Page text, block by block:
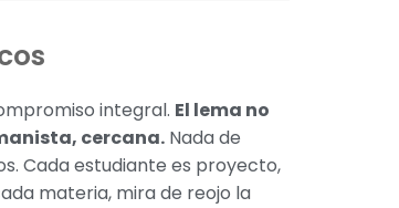
integral. El lema no
cercana. Nada de
Cada estudiante es proyecto,
materia, mira de reojo la